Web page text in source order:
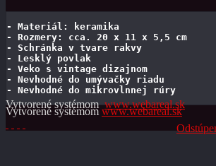
- Materiál: keramika
- Rozmery: cca. 20 x 11 x 5,5 cm
- Schránka v tvare rakvy
- Lesklý povlak
- Veko s vintage dizajnom
- Nevhodné do umývačky riadu
- Nevhodné do mikrovlnnej rúry
Vytvorené systémom www.webareal.sk
Vytvorené systémom www.webareal.sk